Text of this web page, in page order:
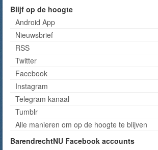
Blijf op de hoogte
Android App
Nieuwsbrief
RSS
Twitter
Facebook
Instagram
Telegram kanaal
Tumblr
Alle manieren om op de hoogte te blijven
BarendrechtNU Facebook accounts